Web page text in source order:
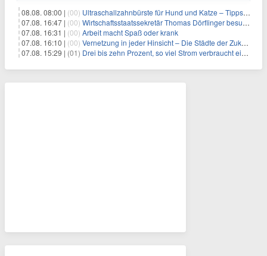
08.08. 08:00 | (00) Ultraschallzahnbürste für Hund und Katze – Tipps zur erfolgreichen Eingewöhnung
07.08. 16:47 | (00) Wirtschaftsstaatssekretär Thomas Dörflinger besucht Handwerksbetrieb im Kammerbezirk Freiburg
07.08. 16:31 | (00) Arbeit macht Spaß oder krank
07.08. 16:10 | (00) Vernetzung in jeder Hinsicht – Die Städte der Zukunft sind grün-blau
07.08. 15:29 | (01) Drei bis zehn Prozent, so viel Strom verbraucht ein Aufzug im Gebäude